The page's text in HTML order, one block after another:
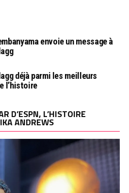
envoie un message à
déjà parmi les meilleurs
l’histoire
D’ESPN, L’HISTOIRE
ANDREWS